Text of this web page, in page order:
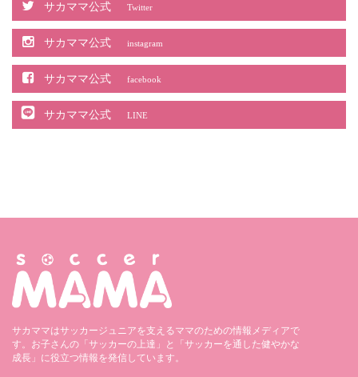
サカママ公式 Twitter
サカママ公式 instagram
サカママ公式 facebook
サカママ公式 LINE
サカママはサッカージュニアを支えるママのための情報メディアで
す。お子さんの「サッカーの上達」と「サッカーを通した健やかな
成長」に役立つ情報を発信しています。